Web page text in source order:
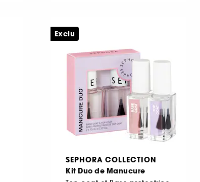
SEPHORA COLLECTION
Kit Duo de Manucure
Exclu